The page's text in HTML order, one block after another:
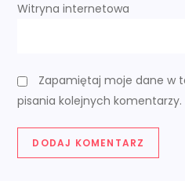
Witryna internetowa
Zapamiętaj moje dane w
pisania kolejnych komentarzy.